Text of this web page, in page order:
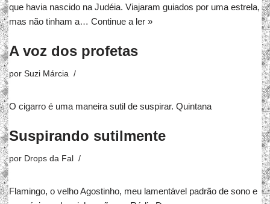
que havia nascido na Judéia. Viajaram guiados por uma estrela,
mas não tinham a… Continue a ler »
A voz dos profetas
por Suzi Márcia
O cigarro é uma maneira sutil de suspirar. Quintana
Suspirando sutilmente
por Drops da Fal
Flamingo, o velho Agostinho, meu lamentável padrão de sono e